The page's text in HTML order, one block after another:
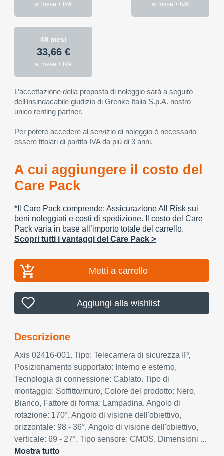
al mese + IVA al mese + IVA
48 mesi
33,66 €
al mese + IVA
L’accettazione della proposta di noleggio sarà a seguito
dell’insindacabile giudizio di Grenke Italia S.p.A. nostro
unico renting partner.
Per potere accedere al servizio di noleggio è necessario
essere titolari di partita IVA da più di 3 anni.
A cui aggiungere il costo del
Care Pack
*Il Care Pack comprende: Assicurazione All Risk sui
beni noleggiati e costi di spedizione. Il costo del Care
Pack varia in base all’importo totale del carrello.
Scopri tutti i vantaggi del Care Pack >
Metti a carrello
Aggiungi alla wishlist
Descrizione
Axis 02416-001. Tipo: Telecamera di sicurezza IP,
Posizionamento supportato: Interno e esterno,
Tecnologia di connessione: Cablato. Tipo di
montaggio: Soffitto/muro, Colore del prodotto: Nero,
Bianco, Fattore di forma: Lampadina. Angolo di
rotazione: 170°, Angolo di visione dell'obiettivo,
orizzontale: 98 - 36°, Angolo di visione dell'obiettivo,
verticale: 69 - 27°. Tipo sensore: CMOS, Dimensioni ...
Mostra tutto